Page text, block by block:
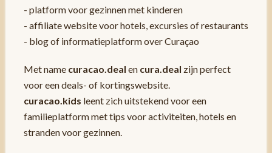
- platform voor gezinnen met kinderen
- affiliate website voor hotels, excursies of restaurants
- blog of informatieplatform over Curaçao
Met name curacao.deal en cura.deal zijn perfect
voor een deals- of kortingswebsite.
curacao.kids leent zich uitstekend voor een
familieplatform met tips voor activiteiten, hotels en
stranden voor gezinnen.